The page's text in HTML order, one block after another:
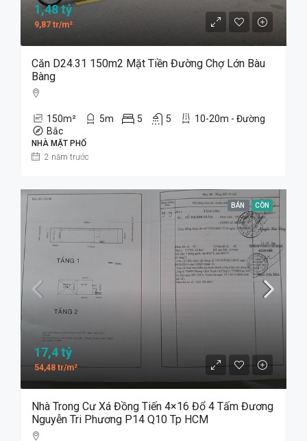
1,48 tỷ
9,87 tr/m²
Căn D24.31 150m2 Mặt Tiền Đường Chợ Lớn Bàu
Bàng
150m² 5m 5 5
10-20m - Đường
Bắc
NHÀ MẶT PHỐ
2 năm trước
BÁN CÒN
17,4 tỷ
54,48 tr/m²
Nhà Trong Cư Xá Đồng Tiến 4×16 Đổ 4 Tấm Đương
Nguyễn Tri Phương P14 Q10 Tp HCM